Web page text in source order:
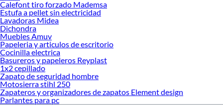
Calefont tiro forzado Mademsa
Estufa a pellet sin electricidad
Lavadoras Midea
Dichondra
Muebles Amuv
Papeleria y articulos de escritorio
Cocinilla electrica
Basureros y papeleros Reyplast
1x2 cepillado
Zapato de seguridad hombre
Motosierra stihl 250
Zapateros y organizadores de zapatos Element design
Parlantes para pc